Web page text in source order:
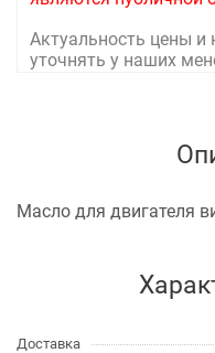
Актуальность цены и
уточнять у наших
Масло для двигателя
Доставка